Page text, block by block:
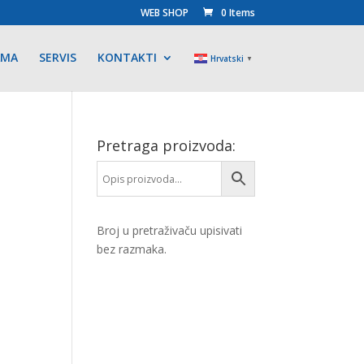
WEB SHOP 0 Items
SERVIS KONTAKTI Hrvatski ▼
Pretraga proizvoda:
Broj u pretraživaču upisivati
bez razmaka.